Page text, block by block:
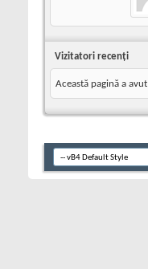
Vizitatori recenţi
Această pagină a avut